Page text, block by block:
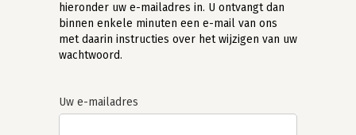
hieronder uw e-mailadres in. U ontvangt dan
binnen enkele minuten een e-mail van ons
met daarin instructies over het wijzigen van uw
wachtwoord.
Uw e-mailadres